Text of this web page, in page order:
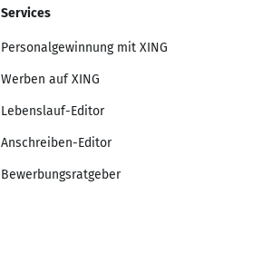
Services
Personalgewinnung mit XING
Werben auf XING
Lebenslauf-Editor
Anschreiben-Editor
Bewerbungsratgeber